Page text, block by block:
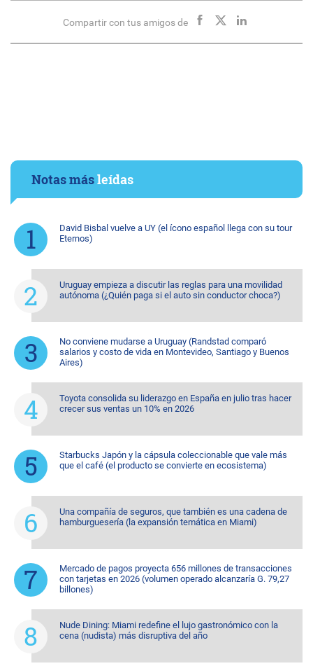
Compartir con tus amigos de
Notas másleídas
David Bisbal vuelve a UY (el ícono español llega con su tour
Eternos)
Uruguay empieza a discutir las reglas para una movilidad
autónoma (¿Quién paga si el auto sin conductor choca?)
No conviene mudarse a Uruguay (Randstad comparó
salarios y costo de vida en Montevideo, Santiago y Buenos
Aires)
Toyota consolida su liderazgo en España en julio tras hacer
crecer sus ventas un 10% en 2026
Starbucks Japón y la cápsula coleccionable que vale más
que el café (el producto se convierte en ecosistema)
Una compañía de seguros, que también es una cadena de
hamburguesería (la expansión temática en Miami)
Mercado de pagos proyecta 656 millones de transacciones
con tarjetas en 2026 (volumen operado alcanzaría G. 79,27
billones)
Nude Dining: Miami redefine el lujo gastronómico con la
cena (nudista) más disruptiva del año